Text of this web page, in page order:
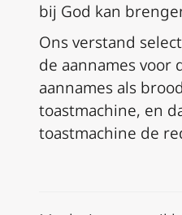
bij God kan
Ons verstand
de aannames voor
aannames als
toastmachine, en
toastmachine de